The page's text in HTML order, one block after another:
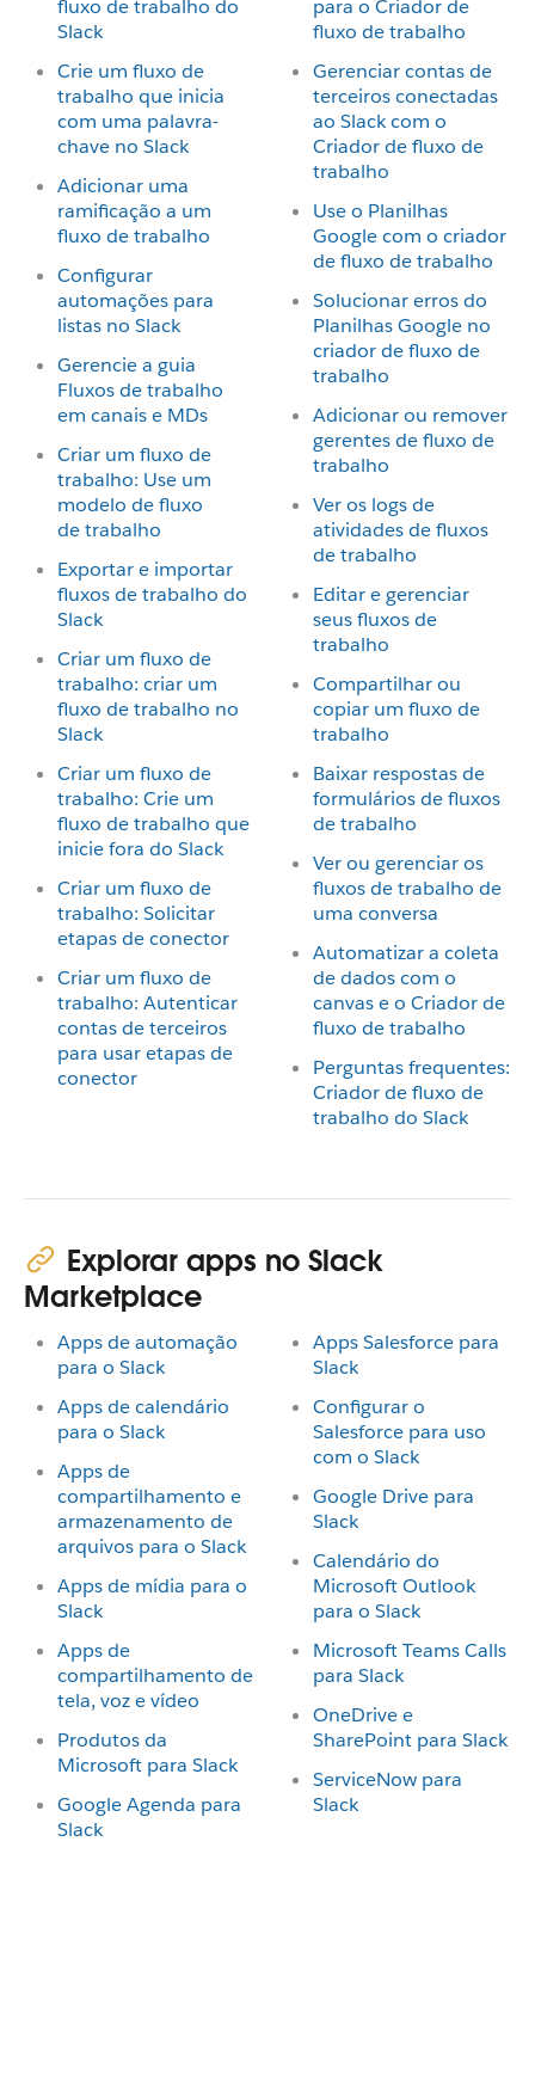
fluxo de trabalho do
Slack
Crie um fluxo de
trabalho que inicia
com uma palavra-
chave no Slack
Adicionar uma
ramificação a um
fluxo de trabalho
Configurar
automações para
listas no Slack
Gerencie a guia
Fluxos de trabalho
em canais e MDs
Criar um fluxo de
trabalho: Use um
modelo de fluxo
de trabalho
Exportar e importar
fluxos de trabalho do
Slack
Criar um fluxo de
trabalho: criar um
fluxo de trabalho no
Slack
Criar um fluxo de
trabalho: Crie um
fluxo de trabalho que
inicie fora do Slack
Criar um fluxo de
trabalho: Solicitar
etapas de conector
Criar um fluxo de
trabalho: Autenticar
contas de terceiros
para usar etapas de
conector
para o Criador de
fluxo de trabalho
Gerenciar contas de
terceiros conectadas
ao Slack com o
Criador de fluxo de
trabalho
Use o Planilhas
Google com o criador
de fluxo de trabalho
Solucionar erros do
Planilhas Google no
criador de fluxo de
trabalho
Adicionar ou remover
gerentes de fluxo de
trabalho
Ver os logs de
atividades de fluxos
de trabalho
Editar e gerenciar
seus fluxos de
trabalho
Compartilhar ou
copiar um fluxo de
trabalho
Baixar respostas de
formulários de fluxos
de trabalho
Ver ou gerenciar os
fluxos de trabalho de
uma conversa
Automatizar a coleta
de dados com o
canvas e o Criador de
fluxo de trabalho
Perguntas frequentes:
Criador de fluxo de
trabalho do Slack
Explorar apps no Slack
Marketplace
Apps de automação
para o Slack
Apps de calendário
para o Slack
Apps de
compartilhamento e
armazenamento de
arquivos para o Slack
Apps de mídia para o
Slack
Apps de
compartilhamento de
tela, voz e vídeo
Produtos da
Microsoft para Slack
Google Agenda para
Slack
Apps Salesforce para
Slack
Configurar o
Salesforce para uso
com o Slack
Google Drive para
Slack
Calendário do
Microsoft Outlook
para o Slack
Microsoft Teams Calls
para Slack
OneDrive e
SharePoint para Slack
ServiceNow para
Slack